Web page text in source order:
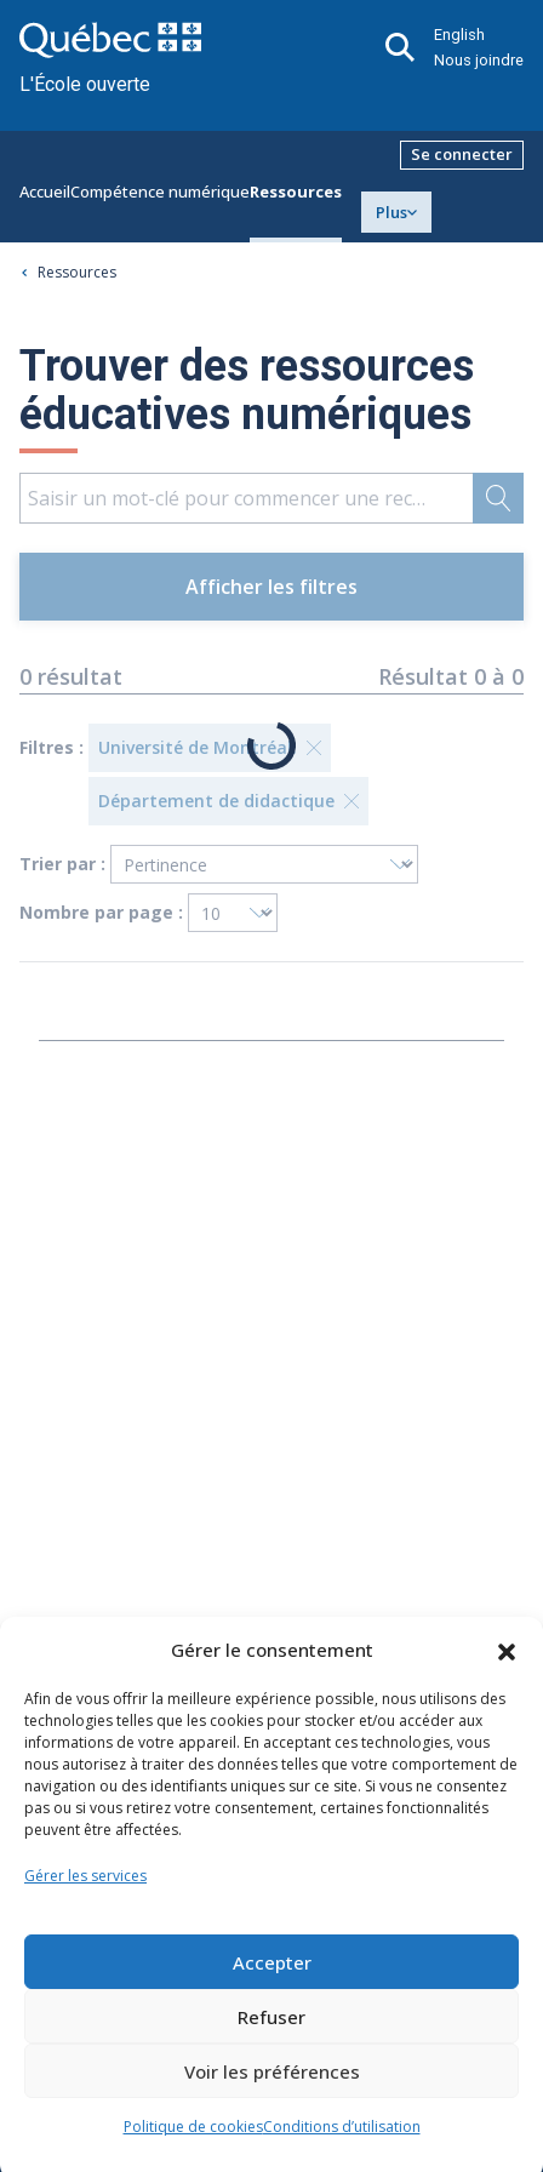
Gérer le consentement
Afin de vous offrir la meilleure expérience possible, nous utilisons des
technologies telles que les cookies pour stocker et/ou accéder aux
informations de votre appareil. En acceptant ces technologies, vous
nous autorisez à traiter des données telles que votre comportement de
navigation ou des identifiants uniques sur ce site. Si vous ne consentez
pas ou si vous retirez votre consentement, certaines fonctionnalités
peuvent être affectées.
Gérer les services
Accepter
Refuser
Voir les préférences
Politique de cookiesConditions d’utilisation
L'École ouverte
English
Nous joindre
AccueilCompétence numériqueRessources
Plus
Se connecter
Ressources
Trouver des ressources
éducatives numériques
Afficher les filtres
0 résultat Résultat 0 à 0
Filtres : Université de Montréal.
Département de didactique
Trier par :
Nombre par page :
Ressources
ministère de l’Éducation sur